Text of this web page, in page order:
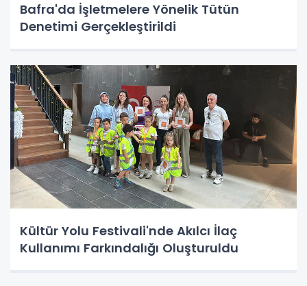
Bafra'da İşletmelere Yönelik Tütün
Denetimi Gerçekleştirildi
Kültür Yolu Festivali'nde Akılcı İlaç
Kullanımı Farkındalığı Oluşturuldu